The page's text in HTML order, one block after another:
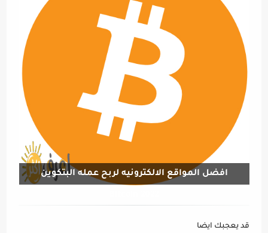
افضل المواقع الالكترونيه لربح عمله البتكوين
قد يعجبك ايضا